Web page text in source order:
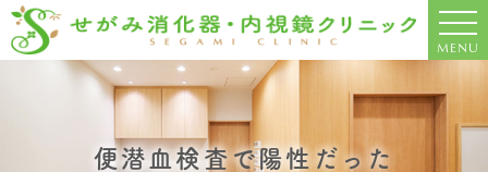
MENU
便潜血検査で陽性だった